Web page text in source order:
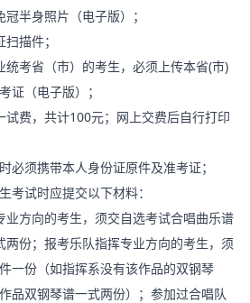
半身照片（电子版）；
描件；
考省（市）的考生，必须上传本省(市)
证（电子版）；
费，共计100元；网上交费后自行打印
须携带本人身份证原件及准考证；
试时应提交以下材料：
方向的考生，须交自选考试合唱曲乐谱
两份；报考乐队指挥专业方向的考生，须
一份（如指挥系没有该作品的双钢琴
品双钢琴谱一式两份）；参加过合唱队